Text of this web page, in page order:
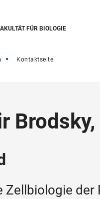
FÜR BIOLOGIE
Kontaktseite
Brodsky,
Zellbiologie der